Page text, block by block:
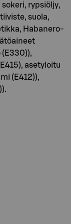
rypsiöljy,
suola,
Habanero-
asetyloitu
(E412)),